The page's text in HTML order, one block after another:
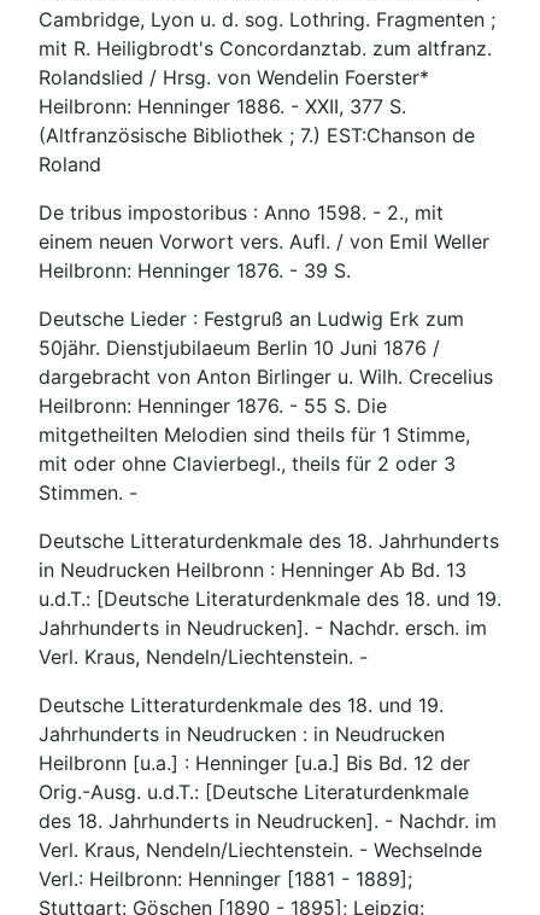
Cambridge, Lyon u. d. sog. Lothring. Fragmenten ;
mit R. Heiligbrodt's Concordanztab. zum altfranz.
Rolandslied / Hrsg. von Wendelin Foerster*
Heilbronn: Henninger 1886. - XXII, 377 S.
(Altfranzösische Bibliothek ; 7.) EST:Chanson de
Roland
De tribus impostoribus : Anno 1598. - 2., mit
einem neuen Vorwort vers. Aufl. / von Emil Weller
Heilbronn: Henninger 1876. - 39 S.
Deutsche Lieder : Festgruß an Ludwig Erk zum
50jähr. Dienstjubilaeum Berlin 10 Juni 1876 /
dargebracht von Anton Birlinger u. Wilh. Crecelius
Heilbronn: Henninger 1876. - 55 S. Die
mitgetheilten Melodien sind theils für 1 Stimme,
mit oder ohne Clavierbegl., theils für 2 oder 3
Stimmen. -
Deutsche Litteraturdenkmale des 18. Jahrhunderts
in Neudrucken Heilbronn : Henninger Ab Bd. 13
u.d.T.: [Deutsche Literaturdenkmale des 18. und 19.
Jahrhunderts in Neudrucken]. - Nachdr. ersch. im
Verl. Kraus, Nendeln/Liechtenstein. -
Deutsche Litteraturdenkmale des 18. und 19.
Jahrhunderts in Neudrucken : in Neudrucken
Heilbronn [u.a.] : Henninger [u.a.] Bis Bd. 12 der
Orig.-Ausg. u.d.T.: [Deutsche Literaturdenkmale
des 18. Jahrhunderts in Neudrucken]. - Nachdr. im
Verl. Kraus, Nendeln/Liechtenstein. - Wechselnde
Verl.: Heilbronn: Henninger [1881 - 1889];
Stuttgart: Göschen [1890 - 1895]; Leipzig: